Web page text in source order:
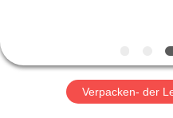
SIE
MIT
Verpacken- der